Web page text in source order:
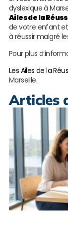
dyslexique à
Ailes de la
de votre enfant et
à réussir malgré
Pour plus
Les Ailes de la
Marseille.
Articles